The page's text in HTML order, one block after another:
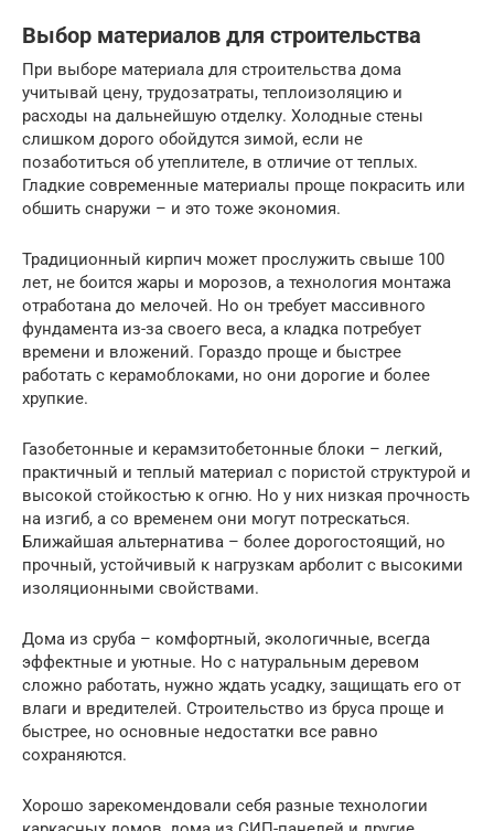
Выбор материалов для строительства
При выборе материала для строительства дома
учитывай цену, трудозатраты, теплоизоляцию и
расходы на дальнейшую отделку. Холодные стены
слишком дорого обойдутся зимой, если не
позаботиться об утеплителе, в отличие от теплых.
Гладкие современные материалы проще покрасить или
обшить снаружи – и это тоже экономия.
Традиционный кирпич может прослужить свыше 100
лет, не боится жары и морозов, а технология монтажа
отработана до мелочей. Но он требует массивного
фундамента из-за своего веса, а кладка потребует
времени и вложений. Гораздо проще и быстрее
работать с керамоблоками, но они дорогие и более
хрупкие.
Газобетонные и керамзитобетонные блоки – легкий,
практичный и теплый материал с пористой структурой и
высокой стойкостью к огню. Но у них низкая прочность
на изгиб, а со временем они могут потрескаться.
Ближайшая альтернатива – более дорогостоящий, но
прочный, устойчивый к нагрузкам арболит с высокими
изоляционными свойствами.
Дома из сруба – комфортный, экологичные, всегда
эффектные и уютные. Но с натуральным деревом
сложно работать, нужно ждать усадку, защищать его от
влаги и вредителей. Строительство из бруса проще и
быстрее, но основные недостатки все равно
сохраняются.
Хорошо зарекомендовали себя разные технологии